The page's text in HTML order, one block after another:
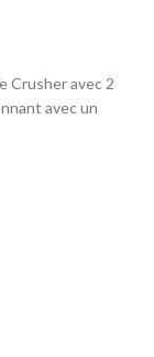
Crusher avec 2
avec un